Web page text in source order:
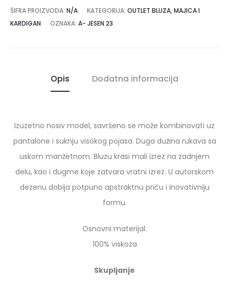
ŠIFRA PROIZVODA: N/A KATEGORIJA: OUTLET BLUZA, MAJICA I
KARDIGAN
OZNAKA: A- JESEN 23
Opis Dodatna informacija
Izuzetno nosiv model, savršeno se može kombinovati uz
pantalone i suknju visokog pojasa. Duga dužina rukava sa
uskom manžetnom. Bluzu krasi mali izrez na zadnjem
delu, kao i dugme koje zatvara vratni izrez. U autorskom
dezenu dobija potpuno apstraktnu priču i inovativniju
formu.
Osnovni materijal:
100% viskoza
Skupljanje